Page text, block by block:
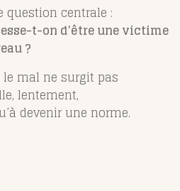
question centrale :
t-on d’être une victime
?
le mal ne surgit pas
lentement,
devenir une norme.